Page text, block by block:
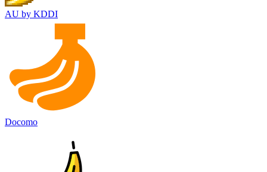
AU by KDDI
Docomo